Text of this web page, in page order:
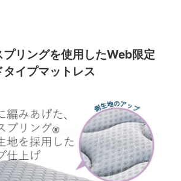
リングを使用したWeb限定
イプマットレス